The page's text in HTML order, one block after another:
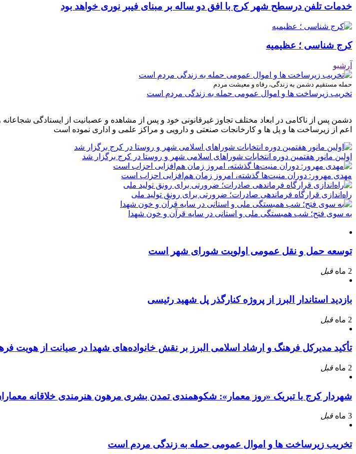
خدمات تلفن درسطح شهر کرج با افق دو ساله بر مبنای فیبر نوری خواهد بود
کرج شناسی ؛ عظیمیه
آرشیو
حمله مستقیم دشمن به زندگی، رفاه و معیشت مردم
تخریب زیرساخت ها و اموال عمومی حمله به زندگی مردم است
دشمن پس از ناکامی در ابعاد مختلف تجاوز غیرقانونی خود و پس از مشاهده و عصبانیت از ایستادگی
اعم از زیرساخت ها و پل ها و کارخانجات صنعتی و دارویی و مراکز علمی و اداری نموده است
اولین مانور هفتمین دوره انتخابات شوراهای اسلامی شهر و روستا در کرج برگزار شد
مهدی مهرور: دوران منیت‌ها گذشته، امروز زمان هم‌افزایی احزاب است
راه‌اندازی قرارگاه فرماندهی صادرات؛ ضرورتی برای رونق تولید ملی
به سوی فتح؛ شب همبستگی ملی و استانی در سایه قرآن و خون شهدا
توسعه حمل و نقل عمومی اولویت شورای شهر است
2 ماه قبل
بازدید استاندار البرز از پروژه کنارگذر پل شهید رئیسی
2 ماه قبل
تأکید مدیرکل فرهنگ و ارشاد اسلامی البرز بر نقش خانواده‌های شهدا در صیانت از هویت
2 ماه قبل
شهردار کرج با تبریک «روز معمار»: شکوهمندی تمدن بشری مرهون هنرمندی خلاقانه
3 ماه قبل
تخریب زیرساخت ها و اموال عمومی حمله به زندگی مردم است